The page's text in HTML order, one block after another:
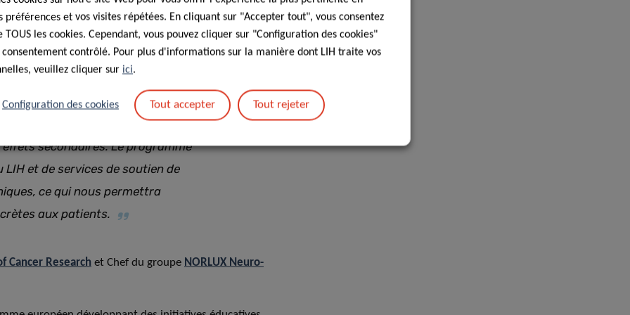
de la santé très réputé
s’inscrit pleinement
œuvre une recherche orientée
les soins aux patients. Le
les biomarqueurs qui peuvent
pour chaque patient, le
secondaires. Le programme
et de services de soutien de
ce qui nous permettra
aux patients.
Cancer Research et Chef du groupe NORLUX Neuro-
préférences et vos visites répétées. En cliquant sur "Accepter tout", vous consentez
les cookies. Cependant, vous pouvez cliquer sur "Configuration des cookies"
contrôlé. Pour plus d'informations sur la manière dont LIH traite vos
veuillez cliquer sur ici.
Configuration des cookies Tout accepter Tout rejeter